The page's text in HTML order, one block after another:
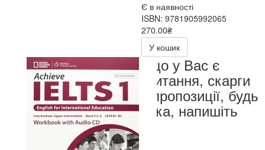
Є в наявності
ISBN: 9781905992065
270.00₴
540.00₴
У кошик
Якщо у Вас є
запитання, скарги
чи пропозиції, будь
ласка, напишіть
нам